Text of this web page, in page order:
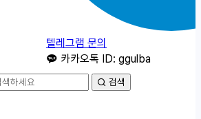
텔레그램 문의
카카오톡 ID: ggulba
검색